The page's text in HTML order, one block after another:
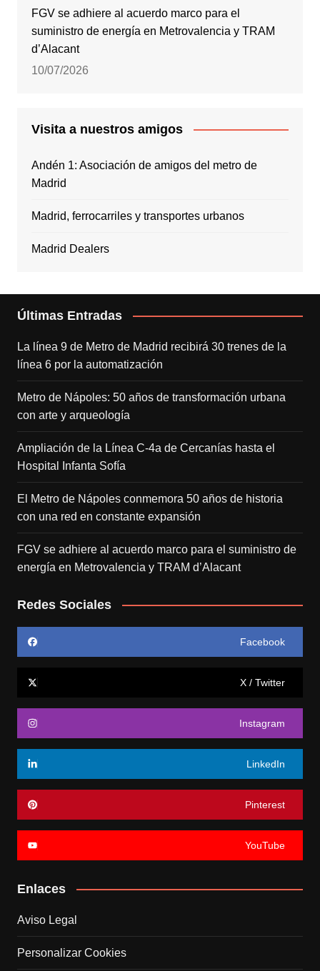
FGV se adhiere al acuerdo marco para el
suministro de energía en Metrovalencia y TRAM
d’Alacant
10/07/2026
Visita a nuestros amigos
Andén 1: Asociación de amigos del metro de
Madrid
Madrid, ferrocarriles y transportes urbanos
Madrid Dealers
Últimas Entradas
La línea 9 de Metro de Madrid recibirá 30 trenes de la
línea 6 por la automatización
Metro de Nápoles: 50 años de transformación urbana
con arte y arqueología
Ampliación de la Línea C-4a de Cercanías hasta el
Hospital Infanta Sofía
El Metro de Nápoles conmemora 50 años de historia
con una red en constante expansión
FGV se adhiere al acuerdo marco para el suministro de
energía en Metrovalencia y TRAM d’Alacant
Redes Sociales
Facebook
X / Twitter
Instagram
LinkedIn
Pinterest
YouTube
Enlaces
Aviso Legal
Personalizar Cookies